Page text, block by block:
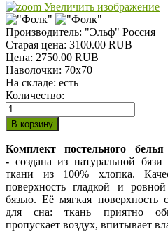
Увеличить изображение
Производитель: "Эльф" Россия
Старая цена: 3100.00 RUB
Цена: 2750.00 RUB
Наволочки: 70х70
На складе: есть
Количество:
Комплект постельного
- создана из натуральной
ткани из 100% хлопка.
поверхность гладкой и
бязью. Её мягкая поверхность
для сна: ткань приятно
пропускает воздух, впитывает